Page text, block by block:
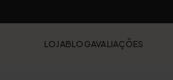
LOJABLOGAVALIAÇÕES